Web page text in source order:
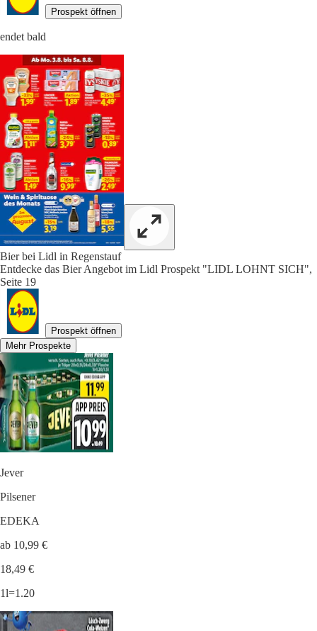
Prospekt öffnen
endet bald
Bier bei Lidl in Regenstauf
Entdecke das Bier Angebot im Lidl Prospekt "LIDL LOHNT SICH",
Seite 19
Prospekt öffnen
Mehr Prospekte
Jever
Pilsener
EDEKA
ab 10,99 €
18,49 €
1l=1.20